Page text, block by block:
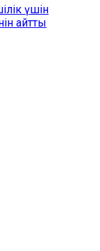
үшін
айтты